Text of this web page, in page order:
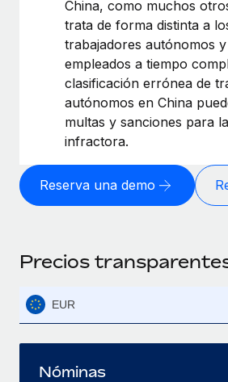
China, como muchos
trata de forma distinta a
trabajadores autónomos
empleados a tiempo
clasificación errónea de
autónomos en China
multas y sanciones para
infractora.
Reserva una demo
Precios
EUR
Nóminas